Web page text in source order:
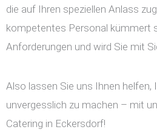
die auf Ihren speziellen Anlass
kompetentes Personal kümmert
Anforderungen und wird Sie mit
Also lassen Sie uns Ihnen helfen,
unvergesslich zu machen – mit
Catering in Eckersdorf!